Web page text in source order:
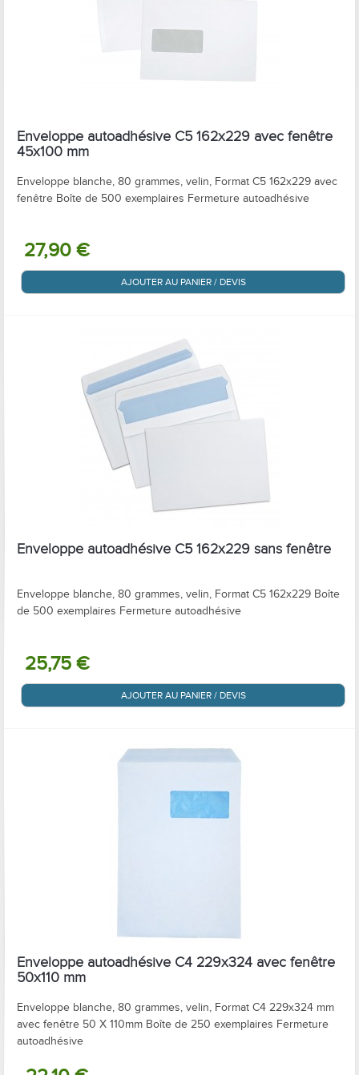
Enveloppe autoadhésive C5 162x229 avec fenêtre
45x100 mm
Enveloppe blanche, 80 grammes, velin, Format C5 162x229 avec
fenêtre Boîte de 500 exemplaires Fermeture autoadhésive
27,90 €
AJOUTER AU PANIER / DEVIS
Enveloppe autoadhésive C5 162x229 sans fenêtre
Enveloppe blanche, 80 grammes, velin, Format C5 162x229 Boîte
de 500 exemplaires Fermeture autoadhésive
25,75 €
AJOUTER AU PANIER / DEVIS
Enveloppe autoadhésive C4 229x324 avec fenêtre
50x110 mm
Enveloppe blanche, 80 grammes, velin, Format C4 229x324 mm
avec fenêtre 50 X 110mm Boîte de 250 exemplaires Fermeture
autoadhésive